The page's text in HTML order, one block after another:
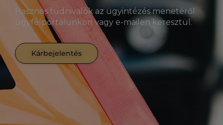
Hasznos tudnivalók az ügyintézés menetéről
ügyfélportálunkon vagy e-mailen keresztül.
Kárbejelentés